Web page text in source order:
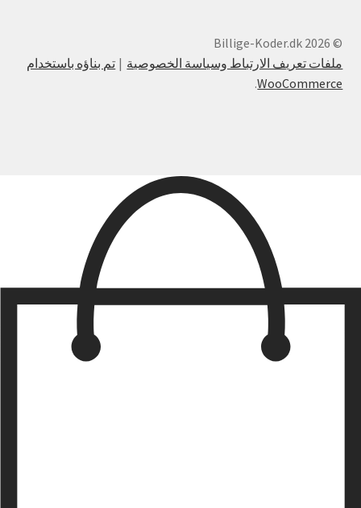
© Billige-Koder.dk 2026
ملفات تعريف الارتباط وسياسة الخصوصية
تم بناؤه باستخدام
WooCommerce
.